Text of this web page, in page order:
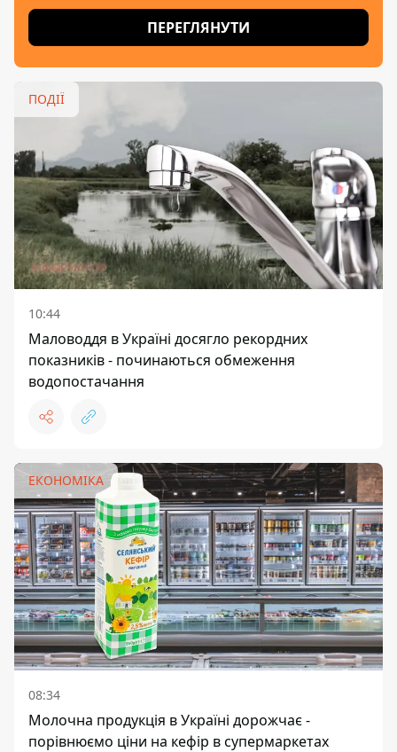
ПЕРЕГЛЯНУТИ
ПОДІЇ
10:44
Маловоддя в Україні досягло рекордних
показників - починаються обмеження
водопостачання
ЕКОНОМІКА
08:34
Молочна продукція в Україні дорожчає -
порівнюємо ціни на кефір в супермаркетах